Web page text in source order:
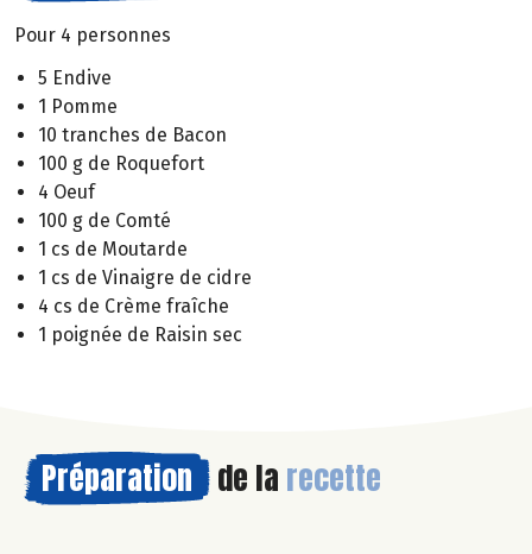
Pour 4 personnes
5 Endive
1 Pomme
10 tranches de Bacon
100 g de Roquefort
4 Oeuf
100 g de Comté
1 cs de Moutarde
1 cs de Vinaigre de cidre
4 cs de Crème fraîche
1 poignée de Raisin sec
Préparation de la recette